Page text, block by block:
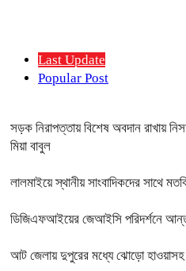
Last Update
Popular Post
সড়ক নিরাপত্তায় বিশেষ অবদান রাখায়
মিয়া বাবুল
লালমাইয়ে স্থানীয় সাংবাদিকদের সাথে
ডিজিএফআইয়ের জেআইসি পরিদর্শনে
আট জেলায় দুপুরের মধ্যে ঝোড়ো হাওয়াসহ